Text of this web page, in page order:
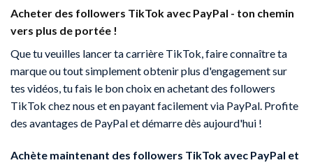
Acheter des followers TikTok avec PayPal - ton chemin
vers plus de portée !
Que tu veuilles lancer ta carrière TikTok, faire connaître ta
marque ou tout simplement obtenir plus d'engagement sur
tes vidéos, tu fais le bon choix en achetant des followers
TikTok chez nous et en payant facilement via PayPal. Profite
des avantages de PayPal et démarre dès aujourd'hui !
Achète maintenant des followers TikTok avec PayPal et